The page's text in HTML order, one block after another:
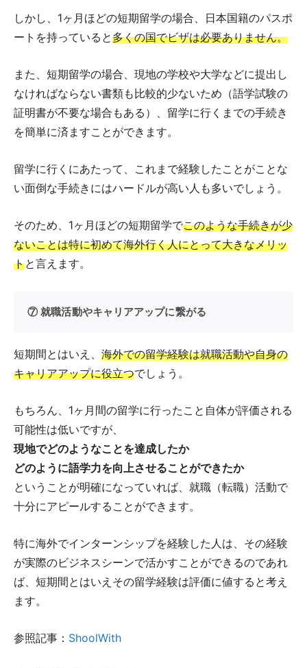
しかし、1ヶ月ほどの短期留学の場合、日本国籍のパスポ
ートを持っていると多くの国でビザは必要ありません。
また、短期留学の場合、現地の学校や大学などに提出し
なければならない書類も比較的少ないため（語学試験の
証明書が不要な場合もある）、留学に行くまでの手続き
を簡単に済ますことができます。
留学に行くにあたって、これまで経験したことがことな
い面倒な手続きにはハードルが高い人も多いでしょう。
そのため、1ヶ月ほどの短期留学でこのような手続きが少
ないことは特に初めて海外行く人にとって大きなメリッ
トと言えます。
⑦ 就職活動やキャリアアップに繋がる
短期間とはいえ、 海外での留学経験は就職活動や自身の
キャリアアップに役立つでしょう。
もちろん、1ヶ月間の留学に行ったこと自体が評価される
可能性は低いですが、
現地でどのようなことを達成したか
どのように語学力を向上させることができたか
ということが明確になっていれば、就職（転職）活動で
十分にアピールすることができます。
特に海外でインターンシップを経験した人は、その経験
が実際のビジネスシーンで活かすことができるのであれ
ば、短期間とはいえその留学経験は評価に値すると考え
ます。
参照記事： ShoolWith